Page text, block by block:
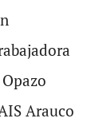
Arauco